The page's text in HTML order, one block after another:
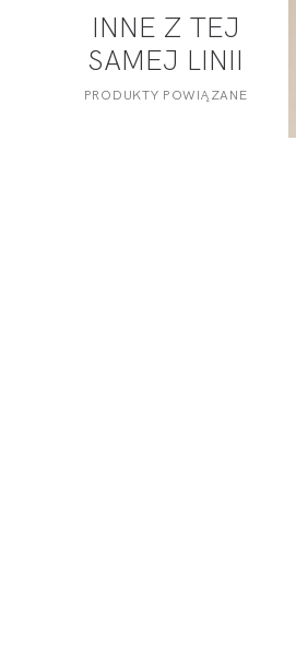
INNE Z TEJ
SAMEJ LINII
PRODUKTY POWIĄZANE